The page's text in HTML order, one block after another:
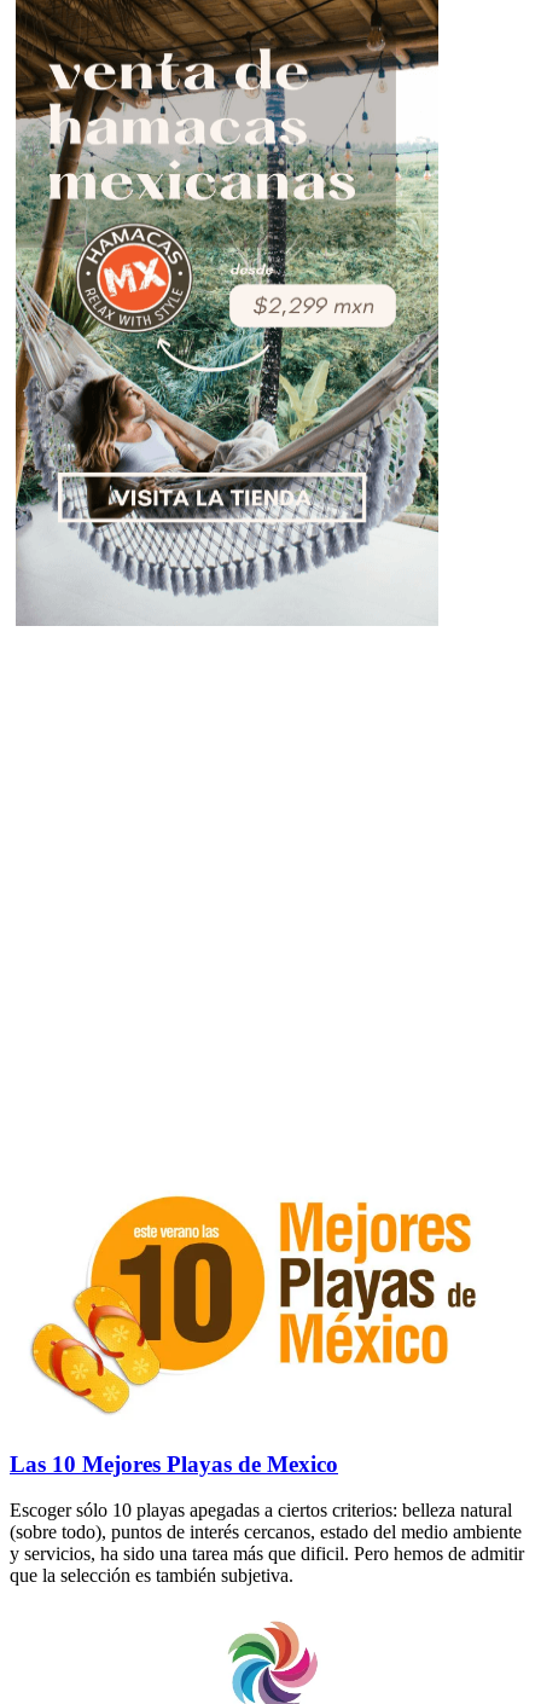
Las 10 Mejores Playas de Mexico
Escoger sólo 10 playas apegadas a ciertos criterios: belleza natural
(sobre todo), puntos de interés cercanos, estado del medio ambiente
y servicios, ha sido una tarea más que dificil. Pero hemos de admitir
que la selección es también subjetiva.